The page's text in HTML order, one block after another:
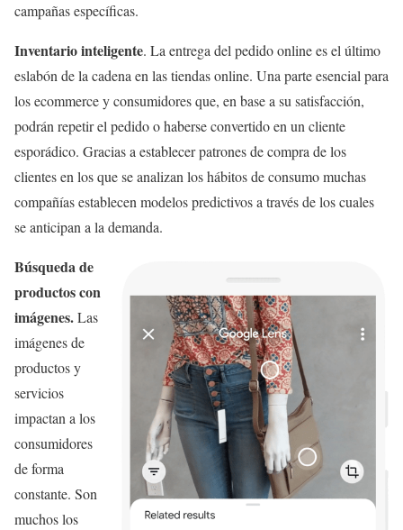
campañas específicas.
Inventario inteligente. La entrega del pedido online es el último
eslabón de la cadena en las tiendas online. Una parte esencial para
los ecommerce y consumidores que, en base a su satisfacción,
podrán repetir el pedido o haberse convertido en un cliente
esporádico. Gracias a establecer patrones de compra de los
clientes en los que se analizan los hábitos de consumo muchas
compañías establecen modelos predictivos a través de los cuales
se anticipan a la demanda.
Búsqueda de
productos con
imágenes.Las
imágenes de
productos y
servicios
impactan a los
consumidores
de forma
constante. Son
muchos los